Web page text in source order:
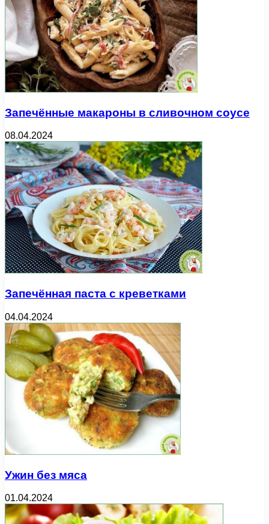
Запечённые макароны в сливочном соусе
08.04.2024
Запечённая паста с креветками
04.04.2024
Ужин без мяса
01.04.2024